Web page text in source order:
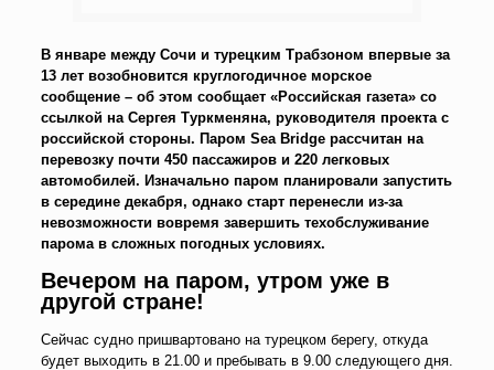
В январе между Сочи и турецким Трабзоном впервые за
13 лет возобновится круглогодичное морское
сообщение – об этом сообщает «Российская газета» со
ссылкой на Сергея Туркменяна, руководителя проекта с
российской стороны. Паром Sea Вridge рассчитан на
перевозку почти 450 пассажиров и 220 легковых
автомобилей. Изначально паром планировали запустить
в середине декабря, однако старт перенесли из-за
невозможности вовремя завершить техобслуживание
парома в сложных погодных условиях.
Вечером на паром, утром уже в
другой стране!
Сейчас судно пришвартовано на турецком берегу, откуда
будет выходить в 21.00 и пребывать в 9.00 следующего дня.